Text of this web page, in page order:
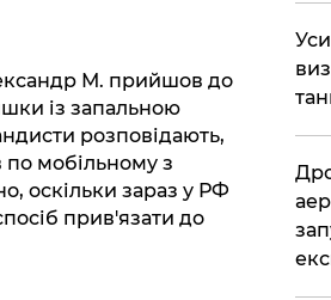
М. прийшов до
із запальною
розповідають,
мобільному з
оскільки зараз у РФ
прив'язати до